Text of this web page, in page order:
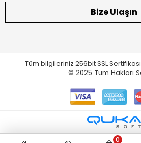
Bize Ulaşın
Tüm bilgileriniz 256bit SSL
© 2025 Tüm Hakları
0